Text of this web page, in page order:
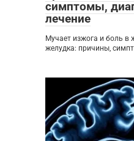
симптомы,
лечение
Мучает изжога и боль в
желудка: причины,